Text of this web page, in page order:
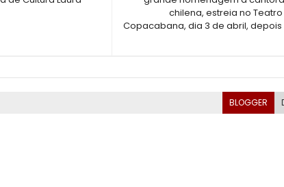
chilena, estreia no Teatro
Copacabana, dia 3 de abril,
BLOGGER